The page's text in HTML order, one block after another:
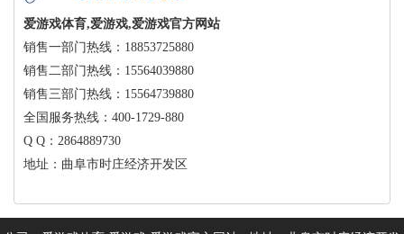
爱游戏体育,爱游戏,爱游戏官方网站
销售一部门热线：18853725880
销售二部门热线：15564039880
销售三部门热线：15564739880
全国服务热线：400-1729-880
Q Q：2864889730
地址：曲阜市时庄经济开发区